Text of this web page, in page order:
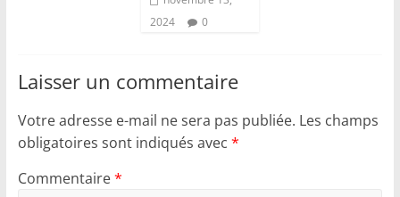
2024
0
Laisser un commentaire
Votre adresse e-mail ne sera pas publiée. Les champs
obligatoires sont indiqués avec *
Commentaire*